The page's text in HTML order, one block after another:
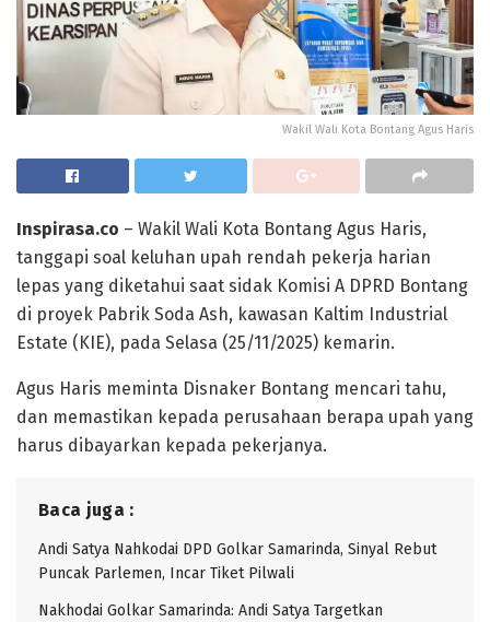
Wakil Wali Kota Bontang Agus Haris
Inspirasa.co – Wakil Wali Kota Bontang Agus Haris,
tanggapi soal keluhan upah rendah pekerja harian
lepas yang diketahui saat sidak Komisi A DPRD Bontang
di proyek Pabrik Soda Ash, kawasan Kaltim Industrial
Estate (KIE), pada Selasa (25/11/2025) kemarin.
Agus Haris meminta Disnaker Bontang mencari tahu,
dan memastikan kepada perusahaan berapa upah yang
harus dibayarkan kepada pekerjanya.
Baca juga :
Andi Satya Nahkodai DPD Golkar Samarinda, Sinyal Rebut
Puncak Parlemen, Incar Tiket Pilwali
Nakhodai Golkar Samarinda: Andi Satya Targetkan